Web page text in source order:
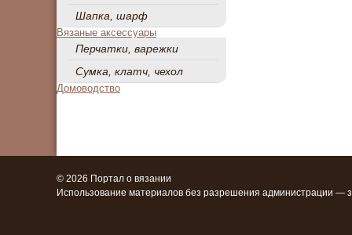
Шапка, шарф
Вязаные аксессуары
Перчатки, варежки
Сумка, клатч, чехол
Домоводство
© 2026 Портал о вязании
Использование материалов без разрешения администрации —